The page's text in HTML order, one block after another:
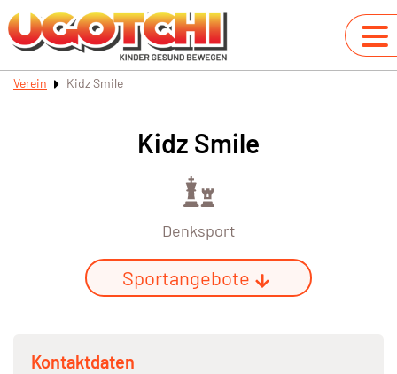
Verein Kidz Smile
Kidz Smile
Denksport
Sportangebote
Kontaktdaten